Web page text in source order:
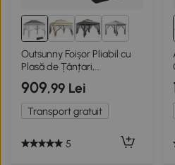
1+
Outsunny Foișor Pliabil cu
Plasă de Țânțari,
330x330x288 cm, Bej
909,99 Lei
Transport gratuit
5